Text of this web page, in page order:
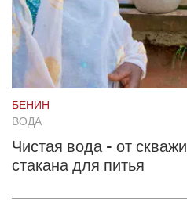
БЕНИН
ВОДА
Чистая вода - от
стакана для питья